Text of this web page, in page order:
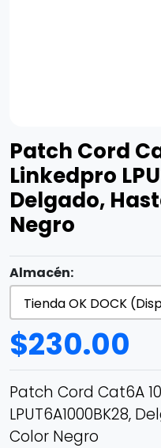
Patch Cord
Linkedpro
Delgado,
Negro
Almacén:
$230.00
Patch Cord Cat6A
LPUT6A1000BK28,
Color Negro